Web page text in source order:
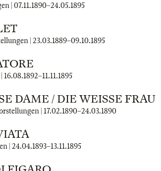
| 07.11.1890–24.05.1895
| 23.03.1889–09.10.1895
16.08.1892–11.11.1895
DAME / DIE WEISSE FRAU
| 17.02.1890–24.03.1890
| 24.04.1893–13.11.1895